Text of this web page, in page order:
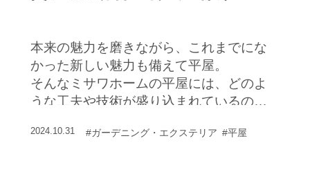
本来の魅力を磨きながら、これまでにな
かった新しい魅力も備えて平屋。
そんなミサワホームの平屋には、どのよ
うな工夫や技術が盛り込まれているのだ
近年の新しい暮らし方にも対応する平屋
2024.10.31 #ガーデニング・エクステリア #平屋